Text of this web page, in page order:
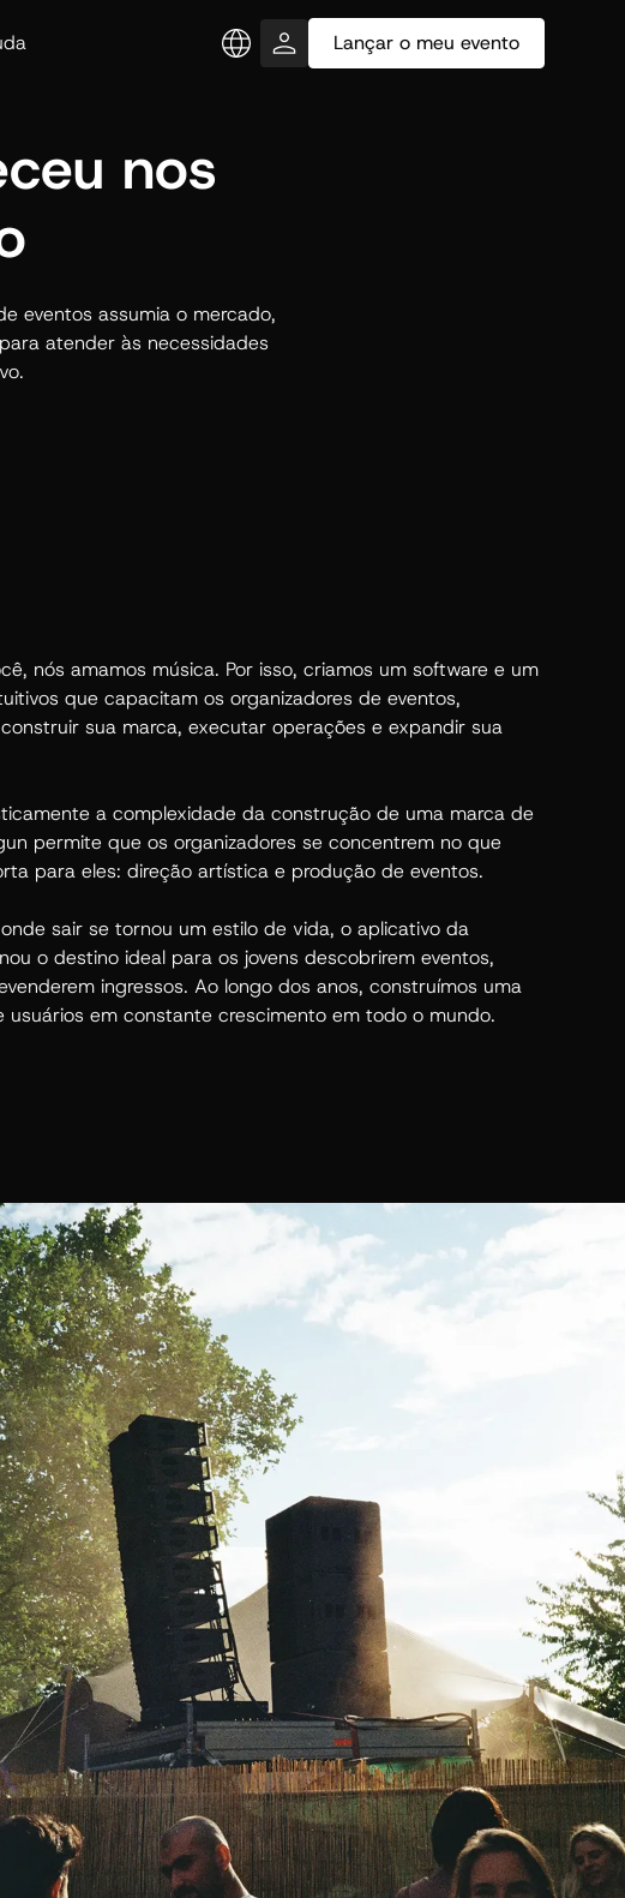
Lançar o meu evento
nos
eventos assumia o mercado,
atender às necessidades
nós amamos música. Por isso, criamos um software e um
que capacitam os organizadores de eventos,
sua marca, executar operações e expandir sua
a complexidade da construção de uma marca de
permite que os organizadores se concentrem no que
para eles: direção artística e produção de eventos.
sair se tornou um estilo de vida, o aplicativo da
o destino ideal para os jovens descobrirem eventos,
ingressos. Ao longo dos anos, construímos uma
usuários em constante crescimento em todo o mundo.